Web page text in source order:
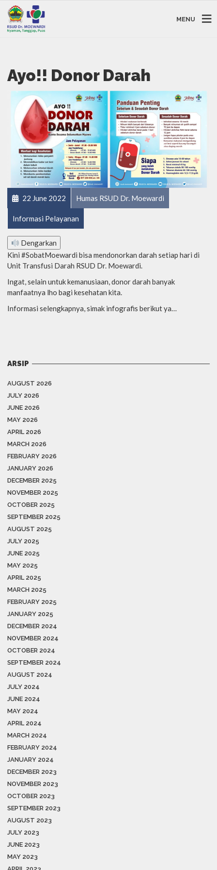
MENU
Ayo!! Donor Darah
22 June 2022 Humas RSUD Dr. Moewardi
Informasi Pelayanan
Dengarkan
Kini #SobatMoewardi bisa mendonorkan darah setiap hari di
Unit Transfusi Darah RSUD Dr. Moewardi.
Ingat, selain untuk kemanusiaan, donor darah banyak
manfaatnya lho bagi kesehatan kita.
Informasi selengkapnya, simak infografis berikut ya…
ARSIP
AUGUST 2026
JULY 2026
JUNE 2026
MAY 2026
APRIL 2026
MARCH 2026
FEBRUARY 2026
JANUARY 2026
DECEMBER 2025
NOVEMBER 2025
OCTOBER 2025
SEPTEMBER 2025
AUGUST 2025
JULY 2025
JUNE 2025
MAY 2025
APRIL 2025
MARCH 2025
FEBRUARY 2025
JANUARY 2025
DECEMBER 2024
NOVEMBER 2024
OCTOBER 2024
SEPTEMBER 2024
AUGUST 2024
JULY 2024
JUNE 2024
MAY 2024
APRIL 2024
MARCH 2024
FEBRUARY 2024
JANUARY 2024
DECEMBER 2023
NOVEMBER 2023
OCTOBER 2023
SEPTEMBER 2023
AUGUST 2023
JULY 2023
JUNE 2023
MAY 2023